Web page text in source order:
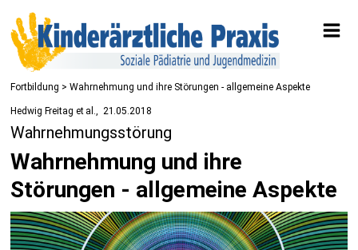
Fortbildung > Wahrnehmung und ihre Störungen - allgemeine Aspekte
Hedwig Freitag et al. 21.05.2018
Wahrnehmungsstörung
Wahrnehmung und ihre
Störungen - allgemeine Aspekte